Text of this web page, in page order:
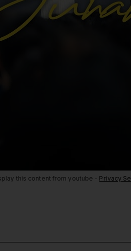
this content from youtube - Privacy